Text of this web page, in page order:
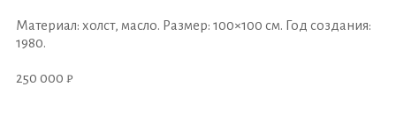
Материал: холст, масло. Размер: 100×100 см. Год создания:
1980.
250 000 ₽